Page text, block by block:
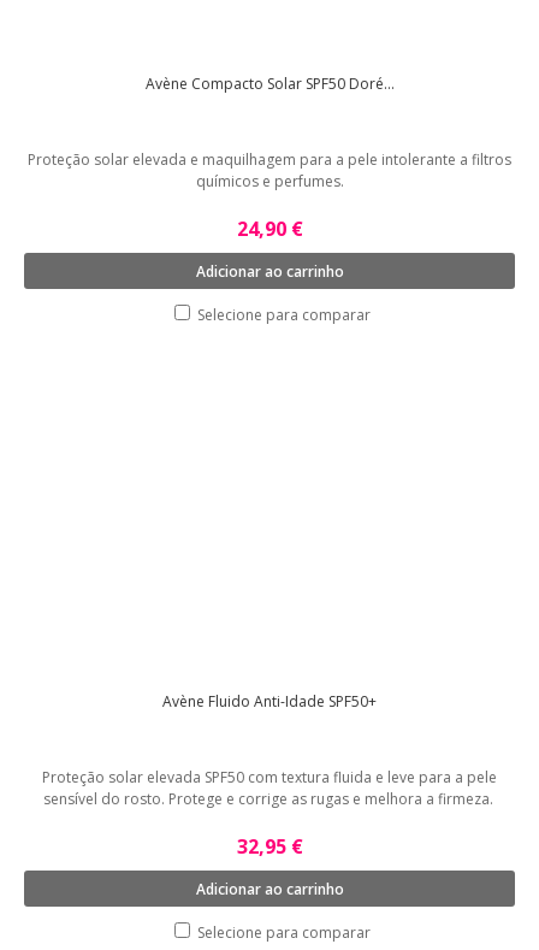
Avène Compacto Solar SPF50 Doré...
Proteção solar elevada e maquilhagem para a pele intolerante a filtros
químicos e perfumes.
24,90 €
Adicionar ao carrinho
Selecione para comparar
Avène Fluido Anti-Idade SPF50+
Proteção solar elevada SPF50 com textura fluida e leve para a pele
sensível do rosto. Protege e corrige as rugas e melhora a firmeza.
32,95 €
Adicionar ao carrinho
Selecione para comparar